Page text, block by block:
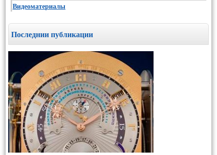
Видеоматериалы
Последнии публикации